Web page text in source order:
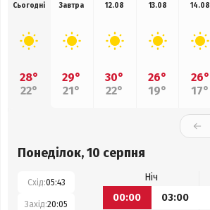
Сьогодні
28°
22°
Завтра
29°
21°
12.08
30°
22°
13.08
26°
19°
14.08
26°
17°
Понеділок, 10 серпня
Схід:05:43
Захід:20:05
Ніч
00:00
03:00